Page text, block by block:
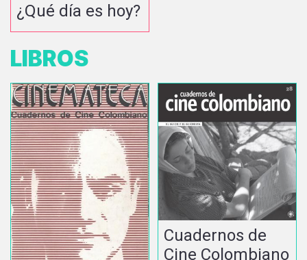
¿Qué día es hoy?
LIBROS
Cuadernos de
Cine Colombiano